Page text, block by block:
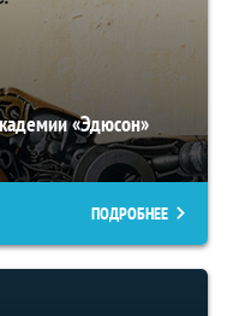
«Эдюсон»
ПОДРОБНЕЕ